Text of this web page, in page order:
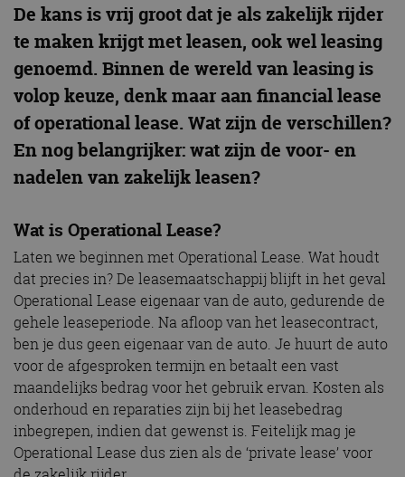
De kans is vrij groot dat je als zakelijk rijder
te maken krijgt met leasen, ook wel leasing
genoemd. Binnen de wereld van leasing is
volop keuze, denk maar aan financial lease
of operational lease. Wat zijn de verschillen?
En nog belangrijker: wat zijn de voor- en
nadelen van zakelijk leasen?
Wat is Operational Lease?
Laten we beginnen met Operational Lease. Wat houdt
dat precies in? De leasemaatschappij blijft in het geval
Operational Lease eigenaar van de auto, gedurende de
gehele leaseperiode. Na afloop van het leasecontract,
ben je dus geen eigenaar van de auto. Je huurt de auto
voor de afgesproken termijn en betaalt een vast
maandelijks bedrag voor het gebruik ervan. Kosten als
onderhoud en reparaties zijn bij het leasebedrag
inbegrepen, indien dat gewenst is. Feitelijk mag je
Operational Lease dus zien als de ‘private lease’ voor